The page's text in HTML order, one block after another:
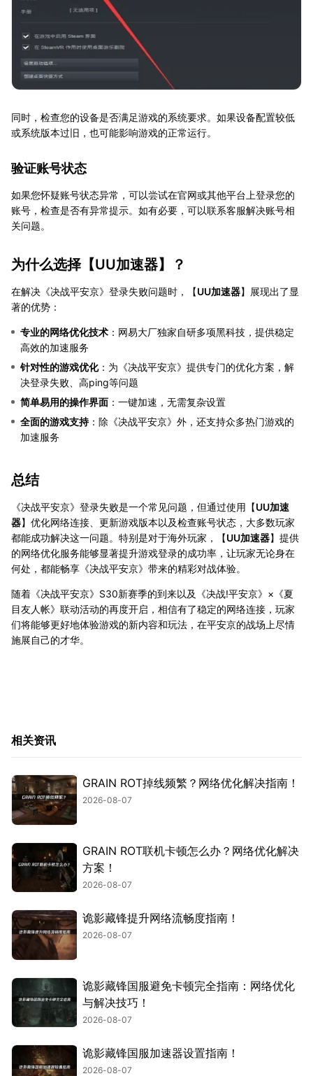
同时，检查您的设备是否满足游戏的系统要求。如果设备配置较低
或系统版本过旧，也可能影响游戏的正常运行。
验证账号状态
如果您怀疑账号状态异常，可以尝试在官网或其他平台上登录您的
账号，检查是否有异常提示。如有必要，可以联系客服解决账号相
关问题。
为什么选择【UU加速器】？
在解决《决战平安京》登录失败问题时，【UU加速器】展现出了显
著的优势：
专业的网络优化技术 ：网易大厂独家自研多项黑科技，提供稳定
高效的加速服务
针对性的游戏优化：为《决战平安京》提供专门的优化方案，解
决登录失败、高ping等问题
简单易用的操作界面 ：一键加速，无需复杂设置
全面的游戏支持：除《决战平安京》外，还支持众多热门游戏的
加速服务
总结
《决战平安京》登录失败是一个常见问题，但通过使用【UU加速
器】优化网络连接、更新游戏版本以及检查账号状态，大多数玩家
都能成功解决这一问题。特别是对于海外玩家，【UU加速器】提供
的网络优化服务能够显著提升游戏登录的成功率，让玩家无论身在
何处，都能畅享《决战平安京》带来的精彩对战体验。
随着《决战平安京》S30新赛季的到来以及《决战!平安京》×《夏
目友人帐》联动活动的再度开启，相信有了稳定的网络连接，玩家
们将能够更好地体验游戏的新内容和玩法，在平安京的战场上尽情
施展自己的才华。
相关资讯
GRAIN ROT掉线频繁？网络优化解决指南！
2026-08-07
GRAIN ROT联机卡顿怎么办？网络优化解决
方案！
2026-08-07
诡影藏锋提升网络流畅度指南！
2026-08-07
诡影藏锋国服避免卡顿完全指南：网络优化
与解决技巧！
2026-08-07
诡影藏锋国服加速器设置指南！
2026-08-07